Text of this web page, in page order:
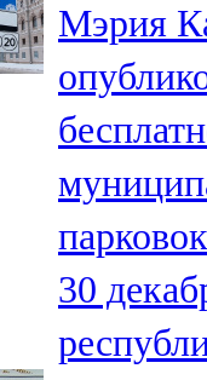
102,1 FM
106,2 FM
Минзәлә
107,3 FM
Мөслим
100,0 FM
Мэрия
30